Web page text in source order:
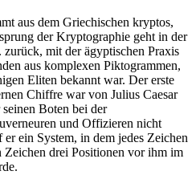
aus dem Griechischen kryptos,
der Kryptographie geht in der
zurück, mit der ägyptischen Praxis
aus komplexen Piktogrammen,
Eliten bekannt war. Der erste
Chiffre war von Julius Caesar
Boten bei der
und Offizieren nicht
ein System, in dem jedes Zeichen
Zeichen drei Positionen vor ihm im